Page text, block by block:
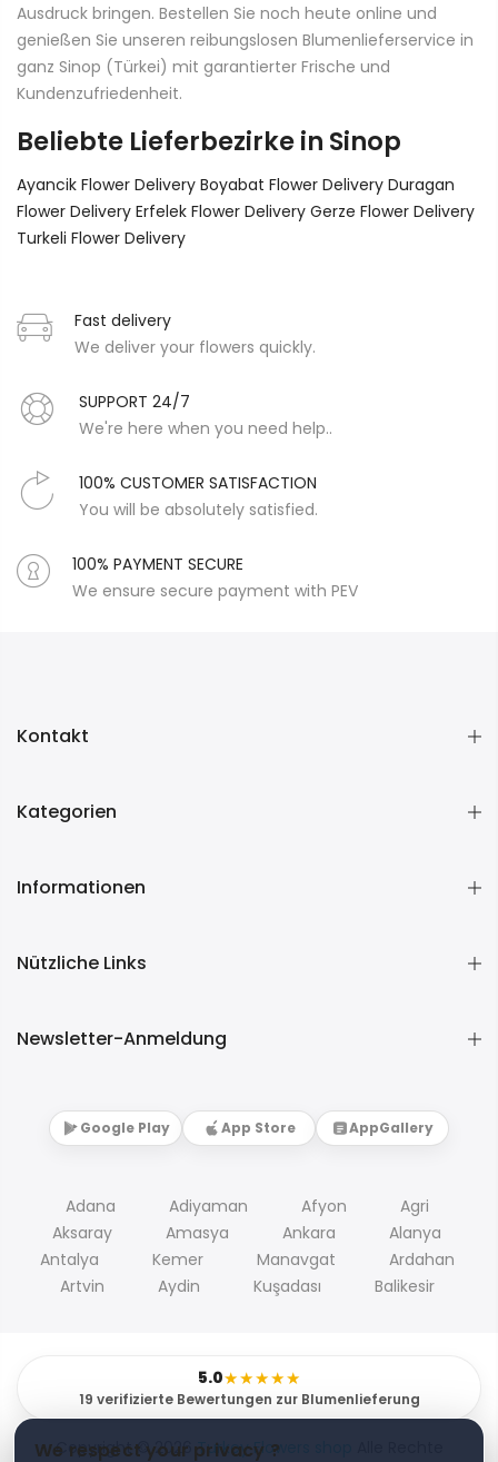
We respect your privacy ?
Ausdruck bringen. Bestellen Sie noch heute online und
genießen Sie unseren reibungslosen Blumenlieferservice in
ganz Sinop (Türkei) mit garantierter Frische und
Kundenzufriedenheit.
Beliebte Lieferbezirke in Sinop
Ayancik Flower Delivery Boyabat Flower Delivery Duragan
Flower Delivery Erfelek Flower Delivery Gerze Flower Delivery
Turkeli Flower Delivery
Fast delivery
We deliver your flowers quickly.
SUPPORT 24/7
We're here when you need help..
100% CUSTOMER SATISFACTION
You will be absolutely satisfied.
100% PAYMENT SECURE
We ensure secure payment with PEV
Kontakt
Kategorien
Informationen
Nützliche Links
Newsletter-Anmeldung
Google Play App Store AppGallery
Adana Adiyaman Afyon
Agri
Aksaray
Amasya Ankara
Alanya
Antalya
Kemer Manavgat
Ardahan
Artvin
Aydin Kuşadası Balikesir
5.0★★★★★
19 verifizierte Bewertungen zur Blumenlieferung
Copyright © 2026Turkey Flowers shop